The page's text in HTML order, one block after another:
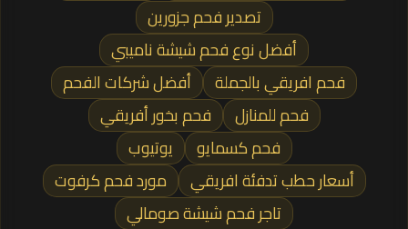
تصدير فحم جزورين
أفضل نوع فحم شيشة ناميبي
فحم افريقي بالجملة
أفضل شركات الفحم
فحم للمنازل
فحم بخور أفريقي
فحم كسمايو
يوتيوب
أسعار حطب تدفئة افريقي
مورد فحم كرفوت
تاجر فحم شيشة صومالي